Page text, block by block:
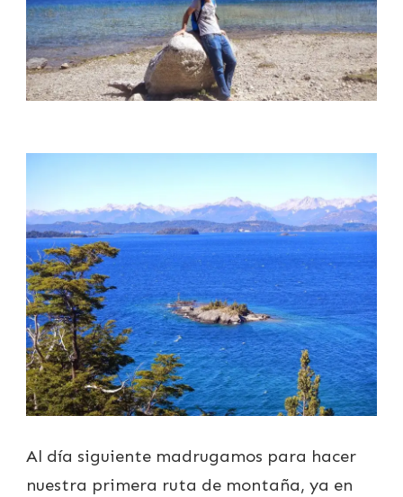
Al día siguiente madrugamos para hacer
nuestra primera ruta de montaña, ya en